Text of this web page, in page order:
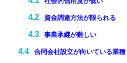
資金調達方法が限られる
事業承継が難しい
合同会社設立が向いている業種